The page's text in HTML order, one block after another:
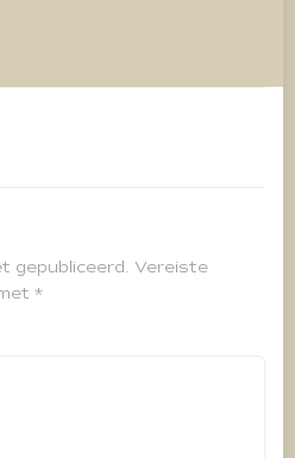
gepubliceerd. Vereiste
*